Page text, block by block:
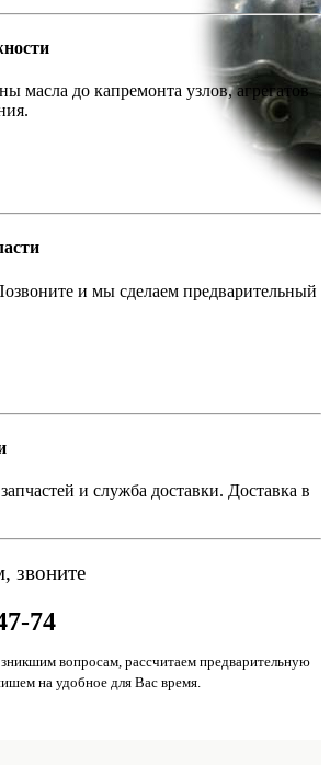
масла до капремонта узлов, агрегатов
и мы сделаем предварительный
и служба доставки. Доставка в
звоните
74
вопросам, рассчитаем предварительную
на удобное для Вас время.